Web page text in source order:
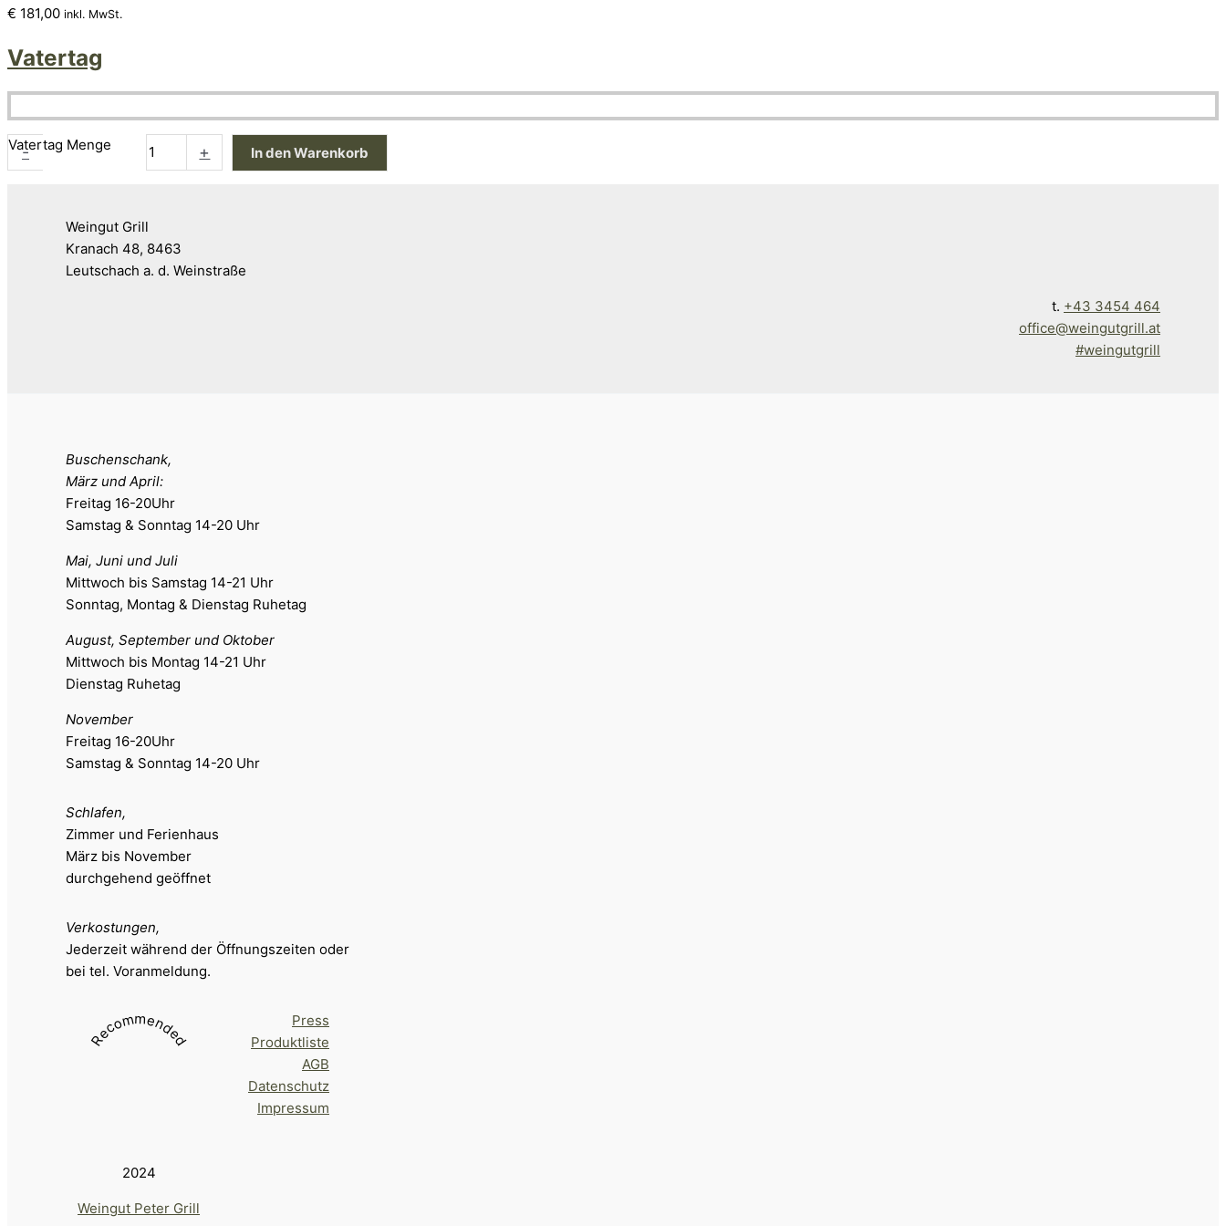
€ 181,00 inkl. MwSt.
Vatertag
-
Vatertag Menge + In den Warenkorb
Weingut Grill
Kranach 48, 8463
Leutschach a. d. Weinstraße
t. +43 3454 464
office@weingutgrill.at
#weingutgrill
Buschenschank,
März und April:
Freitag 16-20Uhr
Samstag & Sonntag 14-20 Uhr
Mai, Juni und Juli
Mittwoch bis Samstag 14-21 Uhr
Sonntag, Montag & Dienstag Ruhetag
August, September und Oktober
Mittwoch bis Montag 14-21 Uhr
Dienstag Ruhetag
November
Freitag 16-20Uhr
Samstag & Sonntag 14-20 Uhr
Schlafen,
Zimmer und Ferienhaus
März bis November
durchgehend geöffnet
Verkostungen,
Jederzeit während der Öffnungszeiten oder
bei tel. Voranmeldung.
Recommended
2024
Weingut Peter Grill
Press
Produktliste
AGB
Datenschutz
Impressum